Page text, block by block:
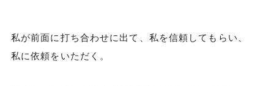
私が前面に打ち合わせに出て、私を信頼してもらい、
私に依頼をいただく。